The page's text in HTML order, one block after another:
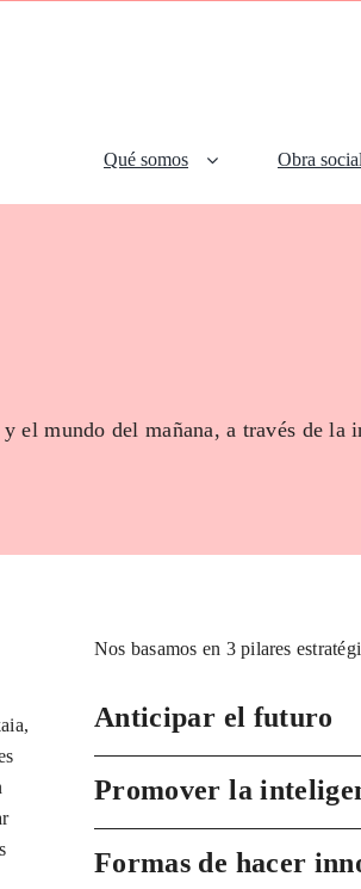
Qué somos Obra social
el mundo del mañana, a través de la
Nos basamos en 3 pilares
Anticipar el futuro
Promover la
Formas de hacer